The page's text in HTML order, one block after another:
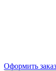
Оформить заказ